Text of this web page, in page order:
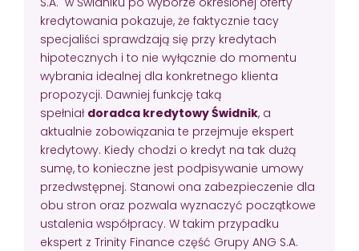
kredytowania pokazuje, że faktycznie tacy
specjaliści sprawdzają się przy kredytach
hipotecznych i to nie wyłącznie do momentu
wybrania idealnej dla konkretnego klienta
propozycji. Dawniej funkcję taką
spełniał doradca kredytowy Świdnik, a
aktualnie zobowiązania te przejmuje ekspert
kredytowy. Kiedy chodzi o kredyt na tak dużą
sumę, to konieczne jest podpisywanie umowy
przedwstępnej. Stanowi ona zabezpieczenie dla
obu stron oraz pozwala wyznaczyć początkowe
ustalenia współpracy. W takim przypadku
ekspert z Trinity Finance część Grupy ANG S.A.